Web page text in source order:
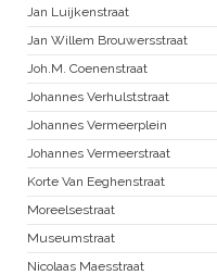
Jan Luijkenstraat
Jan Willem Brouwersstraat
Joh.M. Coenenstraat
Johannes Verhulststraat
Johannes Vermeerplein
Johannes Vermeerstraat
Korte Van Eeghenstraat
Moreelsestraat
Museumstraat
Nicolaas Maesstraat